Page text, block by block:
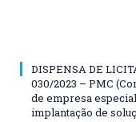
DISPENSA DE
030/2023 – PMC
de empresa
implantação de